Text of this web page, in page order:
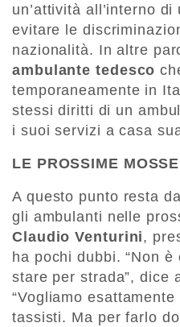
un’attività all’interno
evitare le
nazionalità. In altre
ambulante tedesco
temporaneamente in
stessi diritti di un
i suoi servizi a casa
LE PROSSIME MOSSE
A questo punto resta
gli ambulanti nelle
Claudio Venturini,
ha pochi dubbi. “Non
stare per strada”, dice
“Vogliamo
tassisti. Ma per farlo